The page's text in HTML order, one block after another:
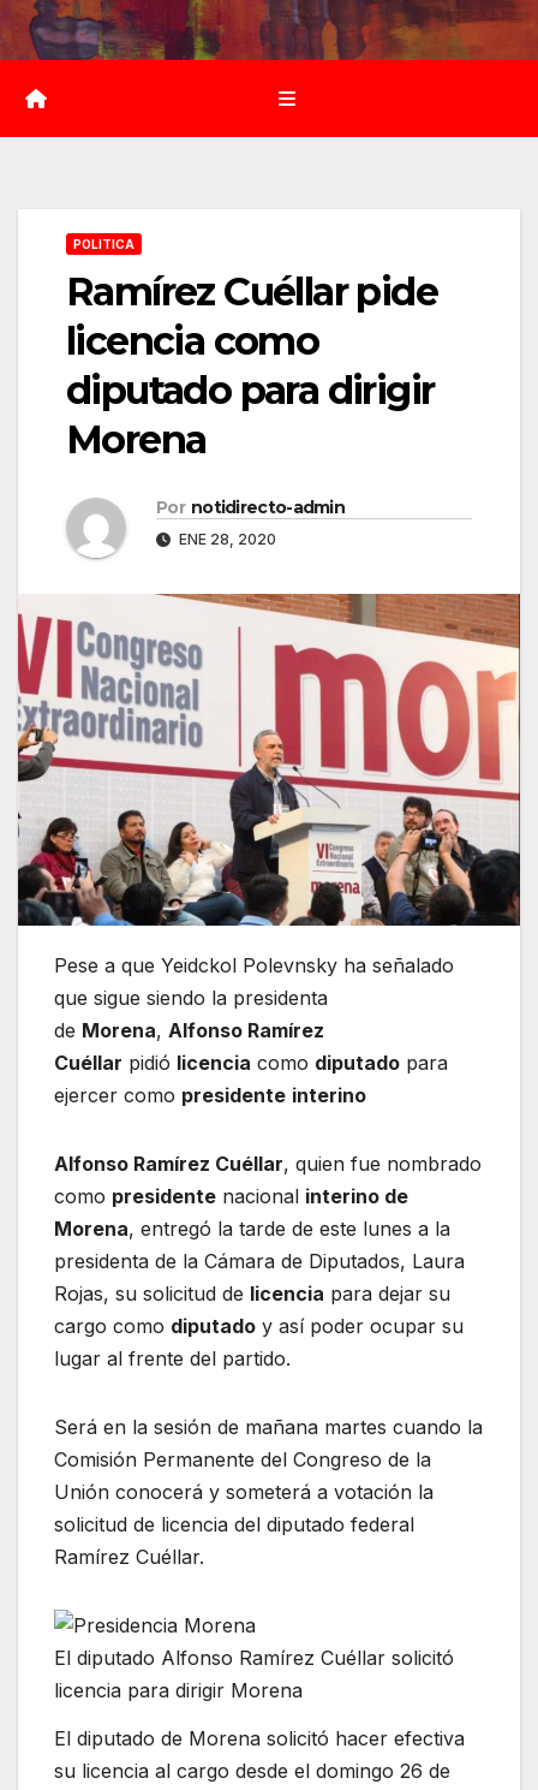
Saltar
al
contenido
POLITICA
Ramírez Cuéllar pide
licencia como
diputado para dirigir
Morena
Por notidirecto-admin
ENE 28, 2020
Pese a que Yeidckol Polevnsky ha señalado
que sigue siendo la presidenta
de Morena, Alfonso Ramírez
Cuéllar pidió licencia como diputado para
ejercer como presidente interino
Alfonso Ramírez Cuéllar, quien fue nombrado
como presidente nacional interino de
Morena, entregó la tarde de este lunes a la
presidenta de la Cámara de Diputados, Laura
Rojas, su solicitud de licencia para dejar su
cargo como diputado y así poder ocupar su
lugar al frente del partido.
Será en la sesión de mañana martes cuando la
Comisión Permanente del Congreso de la
Unión conocerá y someterá a votación la
solicitud de licencia del diputado federal
Ramírez Cuéllar.
El diputado Alfonso Ramírez Cuéllar solicitó
licencia para dirigir Morena
El diputado de Morena solicitó hacer efectiva
su licencia al cargo desde el domingo 26 de